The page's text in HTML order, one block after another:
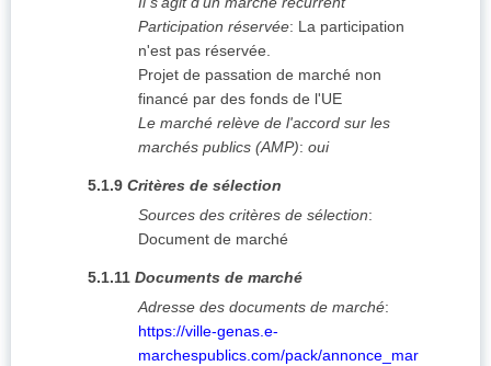
Participation réservée: La participation
n'est pas réservée.
Projet de passation de marché non
financé par des fonds de l'UE
Le marché relève de l'accord sur les
marchés publics (AMP): oui
5.1.9 Critères de sélection
Sources des critères de sélection:
Document de marché
5.1.11 Documents de marché
Adresse des documents de marché:
https://ville-genas.e-
marchespublics.com/pack/annonce_mar